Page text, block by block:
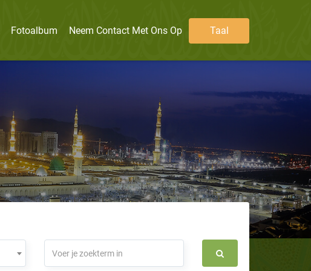
Fotoalbum Neem Contact Met Ons Op Taal